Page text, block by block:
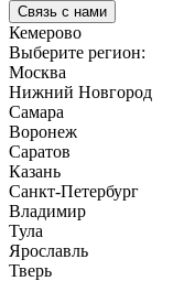
Связь с нами
Кемерово
Выберите регион:
Москва
Нижний Новгород
Самара
Воронеж
Саратов
Казань
Санкт-Петербург
Владимир
Тула
Ярославль
Тверь